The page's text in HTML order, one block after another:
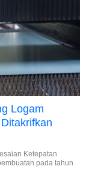
Logam
Ketepatan
pada tahun